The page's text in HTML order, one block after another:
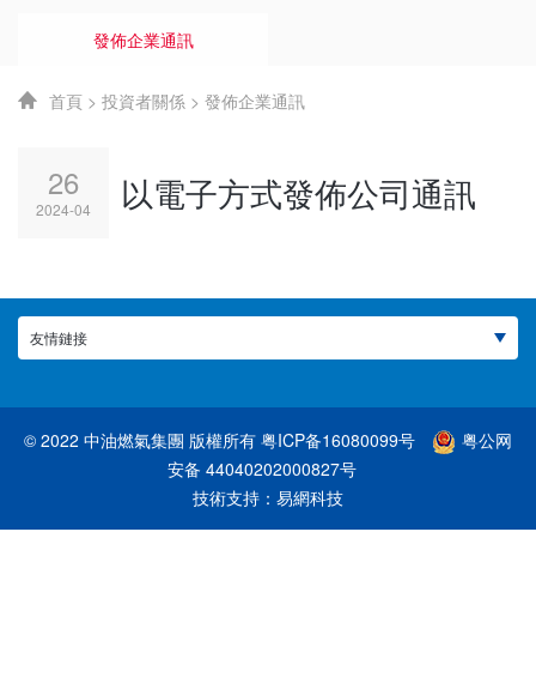
發佈企業通訊
首頁 > 投資者關係 > 發佈企業通訊
26
2024-04 以電子方式發佈公司通訊
友情鏈接
© 2022 中油燃氣集團 版權所有 粤ICP备16080099号
粤公网
安备 44040202000827号
技術支持： 易網科技